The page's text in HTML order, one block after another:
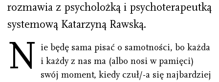
rozmawia z psycholożką i psychoterapeutką
systemową Katarzyną Rawską.
N ie będę sama pisać o samotności, bo każda
i każdy z nas ma (albo nosi w pamięci)
swój moment, kiedy czuł/-a się najbardziej